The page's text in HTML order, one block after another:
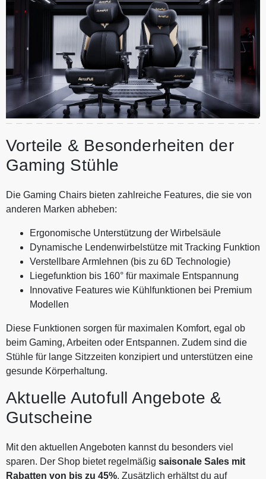
Vorteile & Besonderheiten der
Gaming Stühle
Die Gaming Chairs bieten zahlreiche Features, die sie von
anderen Marken abheben:
Ergonomische Unterstützung der Wirbelsäule
Dynamische Lendenwirbelstütze mit Tracking Funktion
Verstellbare Armlehnen (bis zu 6D Technologie)
Liegefunktion bis 160° für maximale Entspannung
Innovative Features wie Kühlfunktionen bei Premium
Modellen
Diese Funktionen sorgen für maximalen Komfort, egal ob
beim Gaming, Arbeiten oder Entspannen. Zudem sind die
Stühle für lange Sitzzeiten konzipiert und unterstützen eine
gesunde Körperhaltung.
Aktuelle Autofull Angebote &
Gutscheine
Mit den aktuellen Angeboten kannst du besonders viel
sparen. Der Shop bietet regelmäßig saisonale Sales mit
Rabatten von bis zu 45%. Zusätzlich erhältst du auf